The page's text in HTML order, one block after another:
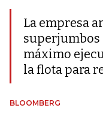
La empresa
superjumbos
máximo
la flota para
BLOOMBERG